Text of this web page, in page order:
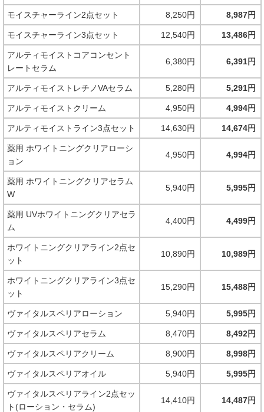
モイスチャーライン2点セット 8,250円 8,987円
モイスチャーライン3点セット 12,540円 13,486円
アルティモイストコアコンセント
レートセラム
6,380円 6,391円
アルティモイストレチノVAセラム 5,280円 5,291円
アルティモイストクリーム 4,950円 4,994円
アルティモイストライン3点セット 14,630円 14,674円
薬用 ホワイトニングクリアローシ
ョン
4,950円 4,994円
薬用 ホワイトニングクリアセラム
W
5,940円 5,995円
薬用 UVホワイトニングクリアセラ
ム
4,400円 4,499円
ホワイトニングクリアライン2点セ
ット
10,890円 10,989円
ホワイトニングクリアライン3点セ
ット
15,290円 15,488円
ヴァイタルスペリアローション 5,940円 5,995円
ヴァイタルスペリアセラム 8,470円 8,492円
ヴァイタルスペリアクリーム 8,900円 8,998円
ヴァイタルスペリアオイル 5,940円 5,995円
ヴァイタルスペリアライン2点セッ
ト(ローション・セラム)
14,410円 14,487円